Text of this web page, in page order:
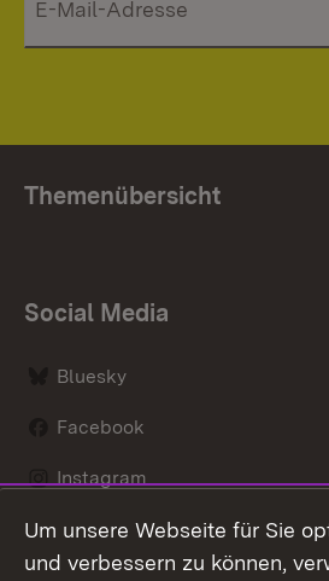
Themenübersicht
Social Media
Bluesky
Facebook
Instagram
LinkedIn
Um unsere Webseite für Sie
und verbessern zu können,